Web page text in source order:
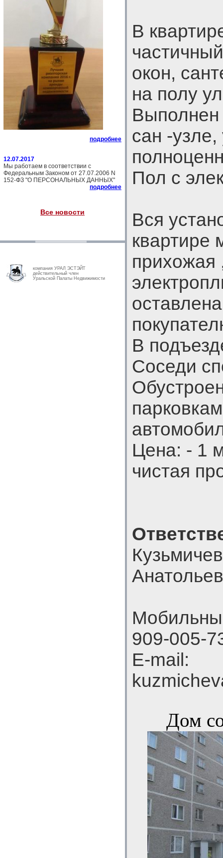
подробнее
12.07.2017
Мы работаем в соответствии с
Федеральным Законом от 27.07.2006 N
152-ФЗ "О ПЕРСОНАЛЬНЫХ ДАННЫХ"
подробнее
Все новости
компания УРАЛ ЭСТЭЙТ
действительный член
Уральской Палаты Недвижимости
В
окон,
на полу
сан -
Пол с
Вся
квартире
прихожая
В
Соседи
Цена: - 1
чистая
909-005-
E-mail:
Дом